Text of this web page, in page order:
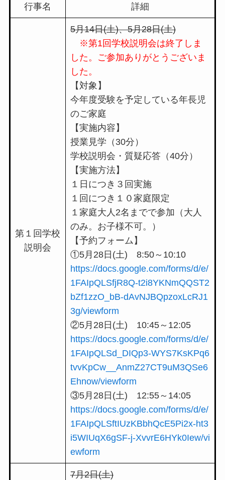
行事名 詳細
第１回学校
説明会
5月14日(土)、5月28日(土)
※第1回学校説明会は終了しま
した。ご参加ありがとうございま
した。
【対象】
今年度受験を予定している年長児
のご家庭
【実施内容】
授業見学（30分）
学校説明会・質疑応答（40分）
【実施方法】
１日につき３回実施
１回につき１０家庭限定
１家庭大人2名までで参加（大人
のみ。お子様不可。）
【予約フォーム】
①5月28日(土) 8:50～10:10
https://docs.google.com/forms/d/e/
1FAIpQLSfjR8Q-t2i8YKNmQQST2
bZf1zzO_bB-dAvNJBQpzoxLcRJ1
3g/viewform
②5月28日(土) 10:45～12:05
https://docs.google.com/forms/d/e/
1FAIpQLSd_DIQp3-WYS7KsKPq6
tvvKpCw__AnmZ27CT9uM3QSe6
Ehnow/viewform
③5月28日(土) 12:55～14:05
https://docs.google.com/forms/d/e/
1FAIpQLSftIUzKBbhQcE5Pi2x-ht3
i5WIUqX6gSF-j-XvvrE6HYk0Iew/vi
ewform
7月2日(土)